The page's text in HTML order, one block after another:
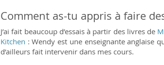
Comment as-tu appris à faire
J’ai fait beaucoup d’essais à partir des livres de
Kitchen : Wendy est une enseignante anglaise
d’ailleurs fait intervenir dans mes cours.